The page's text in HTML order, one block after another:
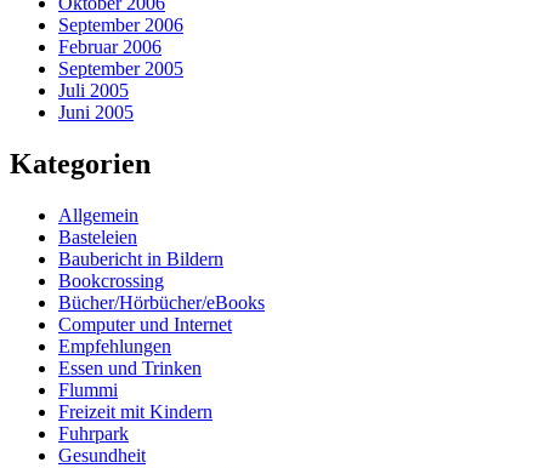
September 2006
Februar 2006
September 2005
Juli 2005
Juni 2005
Kategorien
Allgemein
Basteleien
Baubericht in Bildern
Bookcrossing
Bücher/Hörbücher/eBooks
Computer und Internet
Empfehlungen
Essen und Trinken
Flummi
Freizeit mit Kindern
Fuhrpark
Gesundheit